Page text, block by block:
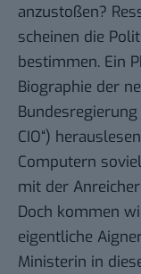
anzustoßen?
scheinen die
bestimmen. Ein
Biographie der
CIO“)
Computern
mit der
Doch kommen
eigentliche
Ministerin in